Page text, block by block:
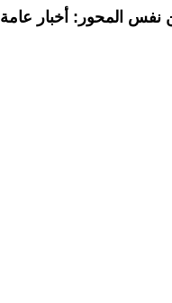
نفس المحور: أخبار عامة